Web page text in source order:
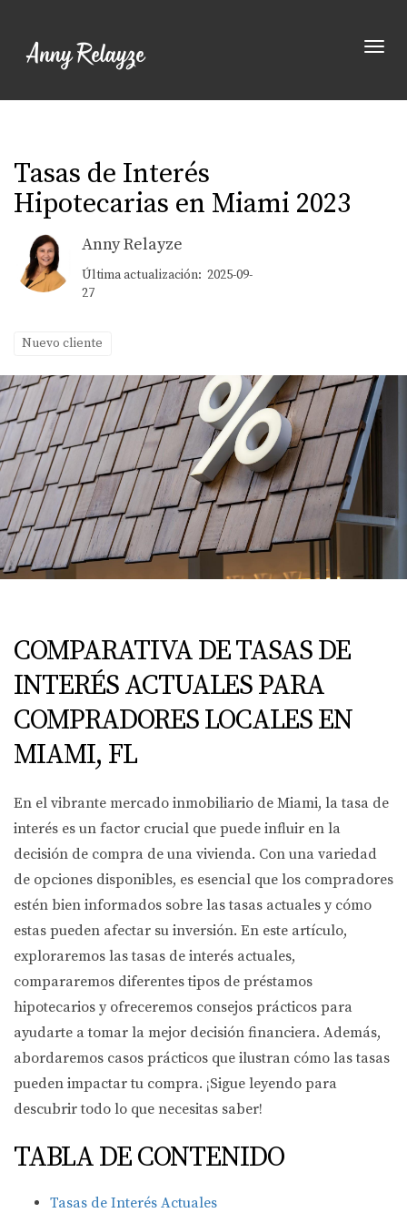
Tasas de Interés
Hipotecarias en Miami 2023
Anny Relayze
Última actualización: 2025-09-
27
Nuevo cliente
COMPARATIVA DE TASAS DE
INTERÉS ACTUALES PARA
COMPRADORES LOCALES EN
MIAMI, FL
En el vibrante mercado inmobiliario de Miami, la tasa de
interés es un factor crucial que puede influir en la
decisión de compra de una vivienda. Con una variedad
de opciones disponibles, es esencial que los compradores
estén bien informados sobre las tasas actuales y cómo
estas pueden afectar su inversión. En este artículo,
exploraremos las tasas de interés actuales,
compararemos diferentes tipos de préstamos
hipotecarios y ofreceremos consejos prácticos para
ayudarte a tomar la mejor decisión financiera. Además,
abordaremos casos prácticos que ilustran cómo las tasas
pueden impactar tu compra. ¡Sigue leyendo para
descubrir todo lo que necesitas saber!
TABLA DE CONTENIDO
Tasas de Interés Actuales